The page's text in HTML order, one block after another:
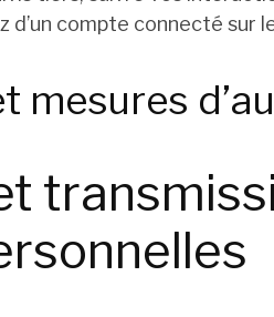
d’un compte connecté sur
mesures